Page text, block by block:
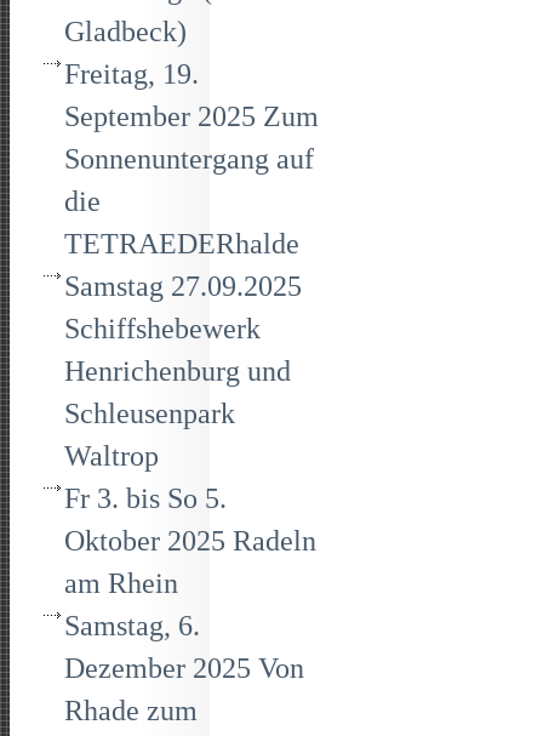
Gladbeck)
Freitag, 19.
September 2025 Zum
Sonnenuntergang auf
die
TETRAEDERhalde
Samstag 27.09.2025
Schiffshebewerk
Henrichenburg und
Schleusenpark
Waltrop
Fr 3. bis So 5.
Oktober 2025 Radeln
am Rhein
Samstag, 6.
Dezember 2025 Von
Rhade zum